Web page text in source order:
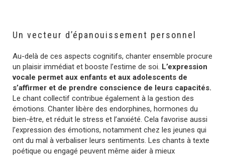
Un vecteur d’épanouissement personnel
Au-delà de ces aspects cognitifs, chanter ensemble procure
un plaisir immédiat et booste l’estime de soi. L’expression
vocale permet aux enfants et aux adolescents de
s’affirmer et de prendre conscience de leurs capacités.
Le chant collectif contribue également à la gestion des
émotions. Chanter libère des endorphines, hormones du
bien-être, et réduit le stress et l’anxiété. Cela favorise aussi
l’expression des émotions, notamment chez les jeunes qui
ont du mal à verbaliser leurs sentiments. Les chants à texte
poétique ou engagé peuvent même aider à mieux